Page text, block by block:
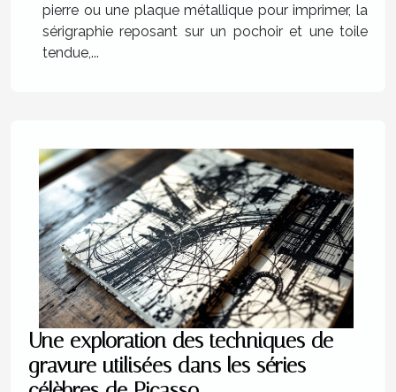
pierre ou une plaque métallique pour imprimer, la
sérigraphie reposant sur un pochoir et une toile
tendue,...
Une exploration des techniques de
gravure utilisées dans les séries